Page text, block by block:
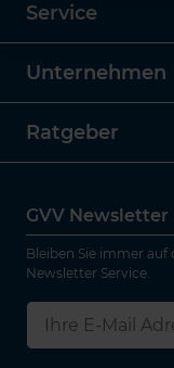
Service
Unternehmen
Ratgeber
GVV Newsletter
Bleiben Sie immer auf
Newsletter Service.